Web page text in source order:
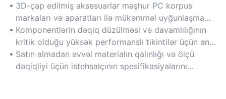
3D-çap edilmiş aksesuarlar məşhur PC korpus
markaları və aparatları ilə mükəmməl uyğunlaşma
təmin etmək üçün yüksək dözümlülüklərlə
hazırlanmışdır.
Komponentlərin dəqiq düzülməsi və davamlılığının
kritik olduğu yüksək performanslı tikintilər üçün ən
uyğundur.
Satın almadan əvvəl materialın qalınlığı və ölçü
dəqiqliyi üçün istehsalçının spesifikasiyalarını